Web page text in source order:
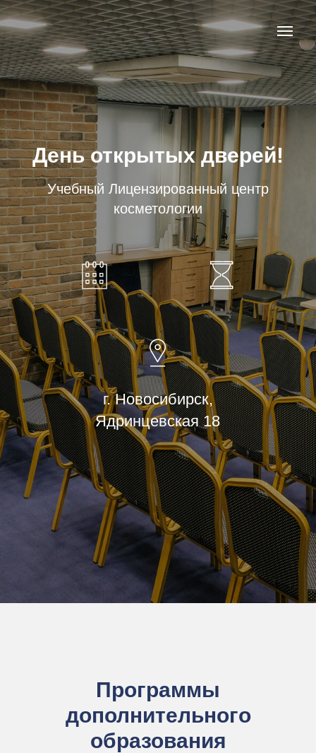
День открытых дверей!
Учебный Лицензированный центр
косметологии
г. Новосибирск,
Ядринцевская 18
Программы
дополнительного
образования